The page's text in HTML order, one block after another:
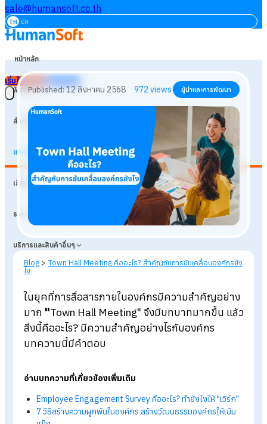
sale@humansoft.co.th
TH EN
หน้าหลัก
ฟังก์ชัน
สำหรับธุรกิจ
แหล่งเรียนรู้
เกี่ยวกับเรา
ราคา
บริการและสินค้าอื่นๆ
เริ่มใช้งานฟรี
Published:12 สิงหาคม 2568 972views ผู้นำและการพัฒนา
Blog > Town Hall Meeting คืออะไร? สำคัญกับการขับเคลื่อนองค์ก
ในยุคที่การสื่อสารภายในองค์กรมีความสำคัญอย่